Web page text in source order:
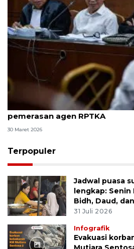
8 ASN Kemenaker hadapi
pemerasan agen RPTKA
30 Maret 2026
Terpopuler
Jadwal puasa
lengkap: Senin
Bidh, Daud,
31 Juli 2026
Infografik
Evakuasi